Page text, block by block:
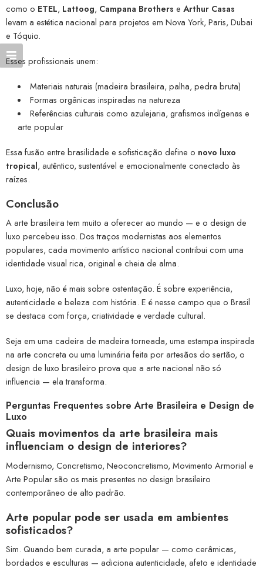
como o ETEL, Lattoog, Campana Brothers e Arthur Casas
levam a estética nacional para projetos em Nova York, Paris, Dubai
e Tóquio.
Esses profissionais unem:
Materiais naturais (madeira brasileira, palha, pedra bruta)
Formas orgânicas inspiradas na natureza
Referências culturais como azulejaria, grafismos indígenas e
arte popular
Essa fusão entre brasilidade e sofisticação define o novo luxo
tropical, autêntico, sustentável e emocionalmente conectado às
raízes.
Conclusão
A arte brasileira tem muito a oferecer ao mundo — e o design de
luxo percebeu isso. Dos traços modernistas aos elementos
populares, cada movimento artístico nacional contribui com uma
identidade visual rica, original e cheia de alma.
Luxo, hoje, não é mais sobre ostentação. É sobre experiência,
autenticidade e beleza com história. E é nesse campo que o Brasil
se destaca com força, criatividade e verdade cultural.
Seja em uma cadeira de madeira torneada, uma estampa inspirada
na arte concreta ou uma luminária feita por artesãos do sertão, o
design de luxo brasileiro prova que a arte nacional não só
influencia — ela transforma.
Perguntas Frequentes sobre Arte Brasileira e Design de
Luxo
Quais movimentos da arte brasileira mais
influenciam o design de interiores?
Modernismo, Concretismo, Neoconcretismo, Movimento Armorial e
Arte Popular são os mais presentes no design brasileiro
contemporâneo de alto padrão.
Arte popular pode ser usada em ambientes
sofisticados?
Sim. Quando bem curada, a arte popular — como cerâmicas,
bordados e esculturas — adiciona autenticidade, afeto e identidade